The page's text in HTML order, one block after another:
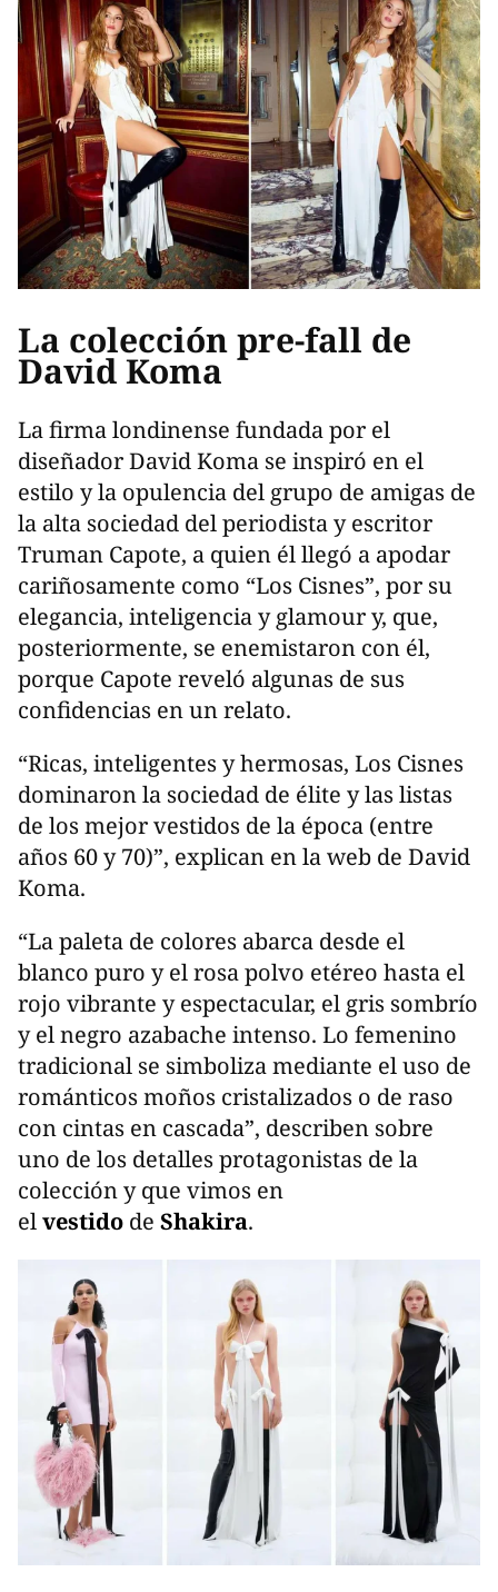
La colección pre-fall de
David Koma
La firma londinense fundada por el
diseñador David Koma se inspiró en el
estilo y la opulencia del grupo de amigas de
la alta sociedad del periodista y escritor
Truman Capote, a quien él llegó a apodar
cariñosamente como “Los Cisnes”, por su
elegancia, inteligencia y glamour y, que,
posteriormente, se enemistaron con él,
porque Capote reveló algunas de sus
confidencias en un relato.
“Ricas, inteligentes y hermosas, Los Cisnes
dominaron la sociedad de élite y las listas
de los mejor vestidos de la época (entre
años 60 y 70)”, explican en la web de David
Koma.
“La paleta de colores abarca desde el
blanco puro y el rosa polvo etéreo hasta el
rojo vibrante y espectacular, el gris sombrío
y el negro azabache intenso. Lo femenino
tradicional se simboliza mediante el uso de
románticos moños cristalizados o de raso
con cintas en cascada”, describen sobre
uno de los detalles protagonistas de la
colección y que vimos en
elvestido de Shakira.